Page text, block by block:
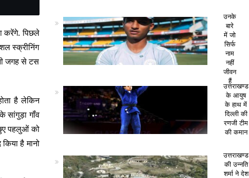
करेंगे. पिछले
स्क्रीनिंग
जगह से टस
है लेकिन
सांगुड़ा गॉंव
पहलुओं को
है मानो
उनके
बारे
में जो
सिर्फ
नाम
नहीं
जीवन
हैं
उत्तराखण्ड
के आयुष
के हाथ में
दिल्ली की
रणजी टीम
की कमान
उत्तराखण्ड
की उन्नति
शर्मा ने देश